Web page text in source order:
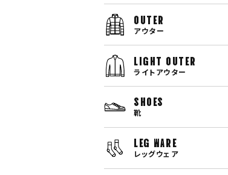
OUTER
アウター
LIGHT OUTER
ライトアウター
SHOES
靴
LEG WARE
レッグウェア